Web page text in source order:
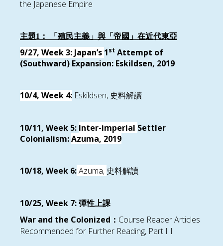
the Japanese Empire
主題1： 「殖民主義」與「 帝國 」在近代東亞
9/27, Week 3: Japan’s 1st Attempt of
(Southward) Expansion: Eskildsen, 2019
10/4, Week 4: Eskildsen, 史料解讀
10/11, Week 5: Inter-imperial Settler
Colonialism:Azuma, 2019
10/18, Week 6:Azuma, 史料解讀
10/25, Week 7: 彈性上課
War and the Colonized ： Course Reader Articles
Recommended for Further Reading, Part III